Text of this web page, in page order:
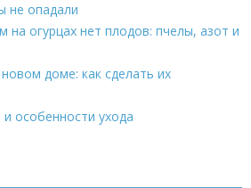
не опадали
на огурцах нет плодов: пчелы, азот и
доме: как сделать их
особенности ухода